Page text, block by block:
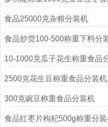
食品25000克杂粮分装机
食品炒货100-500称重下料分
300克豌豆称重食品分装机
食品红枣片枸杞500g称重分